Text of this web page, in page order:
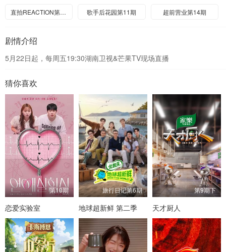
直拍REACTION第21期 歌手后花园第11期 超前营业第14期
剧情介绍
5月22日起，每周五19:30湖南卫视&芒果TV现场直播
猜你喜欢
第10期
恋爱实验室
旅行日记第6期
地球超新鲜 第二季
第9期下
天才厨人